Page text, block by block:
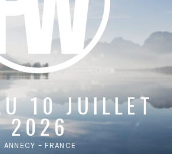
10 JUILLET
2026
ANNECY – FRANCE